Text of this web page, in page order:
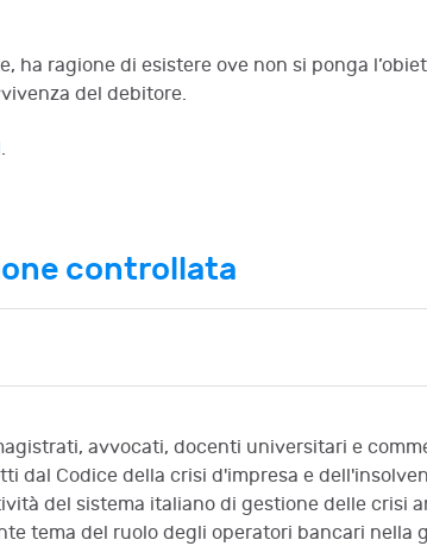
ha ragione di esistere ove non si ponga
del debitore.
.
controllata
avvocati, docenti universitari e
dal Codice della crisi d'impresa e
del sistema italiano di gestione delle crisi
tema del ruolo degli operatori bancari